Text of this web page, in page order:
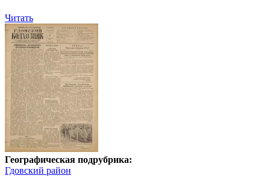
Читать
Географическая подрубрика:
Гдовский район